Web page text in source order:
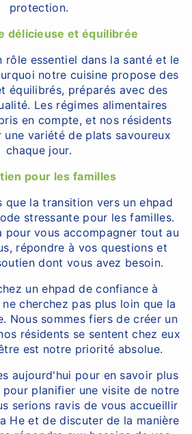
protection.
délicieuse et équilibrée
rôle essentiel dans la santé et le
notre cuisine propose des
équilibrés, préparés avec des
Les régimes alimentaires
en compte, et nos résidents
une variété de plats savoureux
chaque jour.
pour les familles
que la transition vers un ehpad
stressante pour les familles.
pour vous accompagner tout au
répondre à vos questions et
dont vous avez besoin.
un ehpad de confiance à
cherchez pas plus loin que la
Nous sommes fiers de créer un
résidents se sentent chez eux
est notre priorité absolue.
aujourd'hui pour en savoir plus
planifier une visite de notre
serions ravis de vous accueillir
He et de discuter de la manière